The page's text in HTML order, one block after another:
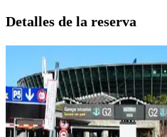
Detalles de la reserva